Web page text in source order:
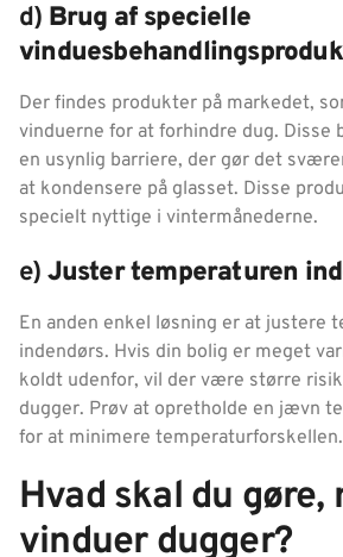
d) Brug af specielle
Der findes produkter på markedet,
vinduerne for at forhindre dug. Disse
en usynlig barriere, der gør det
at kondensere på glasset. Disse
specielt nyttige i vintermånederne.
e) Juster temperaturen
En anden enkel løsning er at justere
indendørs. Hvis din bolig er meget
koldt udenfor, vil der være større
dugger. Prøv at opretholde en jævn
for at minimere temperaturforskellen.
Hvad skal du gøre,
vinduer dugger?